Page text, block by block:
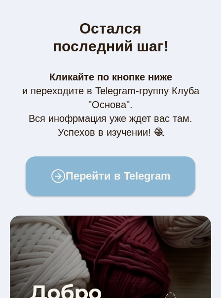
Остался
последний шаг!
Кликайте по кнопке ниже
и переходите в Telegram-группу Клуба
"Основа".
Вся инофрмация уже ждет вас там.
Успехов в изучении! 🧶
Перейти в Telegram
ПРЕДМЕТЫ ИНТЕРЬЕРА
Освещение